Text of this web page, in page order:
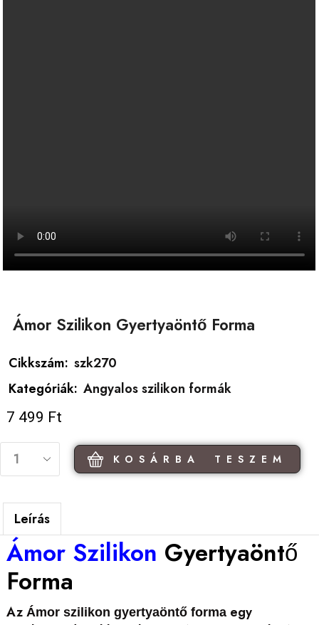
Ámor Szilikon Gyertyaöntő Forma
Cikkszám: szk270
Kategóriák: Angyalos szilikon formák
7 499 Ft
KOSÁRBA TESZEM
Leírás
Ámor Szilikon Gyertyaöntő
Forma
Az Ámor szilikon gyertyaöntő formaegy